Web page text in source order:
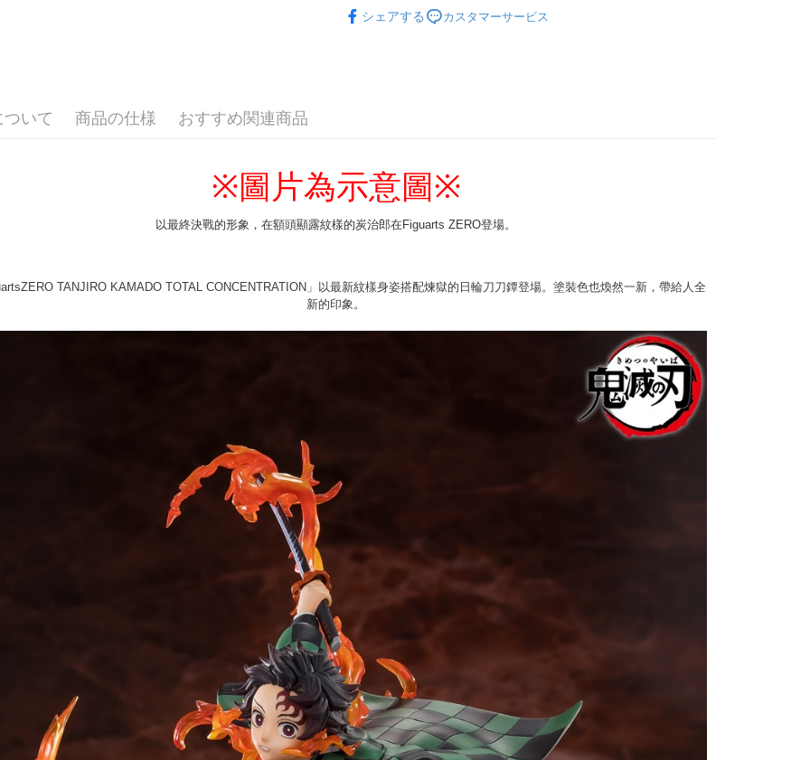
配送毎にNT$9,999
宅配-木棉花樂園專用
配送毎にNT$100、NT$1,300以上で送料無料
宅配-離島(澎湖/金門/馬祖)-木棉花樂園專用
黑貓宅配-貨到付款
配送毎にNT$150
刃
■🇯🇵日貨專區✈
シェアする カスタマーサービス
いて 商品の仕様 おすすめ関連商品
※圖片為示意圖※
以最終決戰的形象，在額頭顯露紋樣的炭治郎在Figuarts ZERO登場。
TANJIRO KAMADO TOTAL CONCENTRATION」以最新紋樣身姿搭配煉獄的日輪刀刀鐔登場。塗裝色也煥然一新，帶給人全
新的印象。